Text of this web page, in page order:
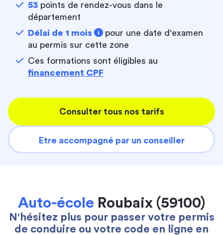
53 points de rendez-vous dans le
département
Délai de 1 mois
pour une date d'examen
au permis sur cette zone
Ces formations sont éligibles au
financement CPF
Consulter tous nos tarifs
Etre accompagné par un conseiller
Auto-école Roubaix (59100)
N'hésitez plus pour passer votre permis
de conduire ou votre code en ligne en